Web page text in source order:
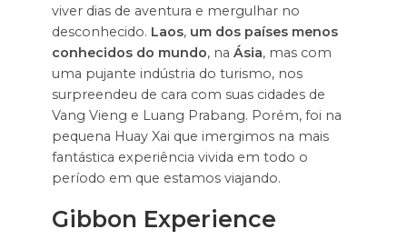
viver dias de aventura e mergulhar no
desconhecido. Laos, um dos países menos
conhecidos do mundo, na Ásia, mas com
uma pujante indústria do turismo, nos
surpreendeu de cara com suas cidades de
Vang Vieng e Luang Prabang. Porém, foi na
pequena Huay Xai que imergimos na mais
fantástica experiência vivida em todo o
período em que estamos viajando.
Gibbon Experience